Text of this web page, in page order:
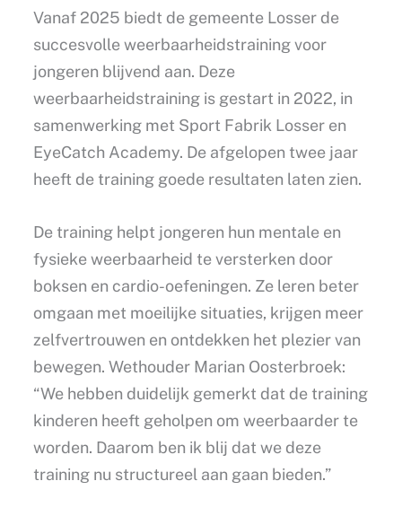
Vanaf 2025 biedt de gemeente Losser de
succesvolle weerbaarheidstraining voor
jongeren blijvend aan. Deze
weerbaarheidstraining is gestart in 2022, in
samenwerking met Sport Fabrik Losser en
EyeCatch Academy. De afgelopen twee jaar
heeft de training goede resultaten laten zien.
De training helpt jongeren hun mentale en
fysieke weerbaarheid te versterken door
boksen en cardio-oefeningen. Ze leren beter
omgaan met moeilijke situaties, krijgen meer
zelfvertrouwen en ontdekken het plezier van
bewegen. Wethouder Marian Oosterbroek:
“We hebben duidelijk gemerkt dat de training
kinderen heeft geholpen om weerbaarder te
worden. Daarom ben ik blij dat we deze
training nu structureel aan gaan bieden.”